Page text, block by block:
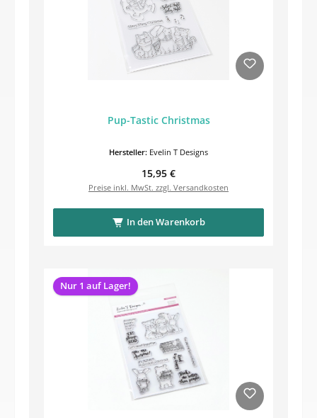
Pup-Tastic Christmas
Hersteller: Evelin T Designs
Regulärer Preis:
15,95 €
Preise inkl. MwSt. zzgl. Versandkosten
In den Warenkorb
Nur 1 auf Lager!